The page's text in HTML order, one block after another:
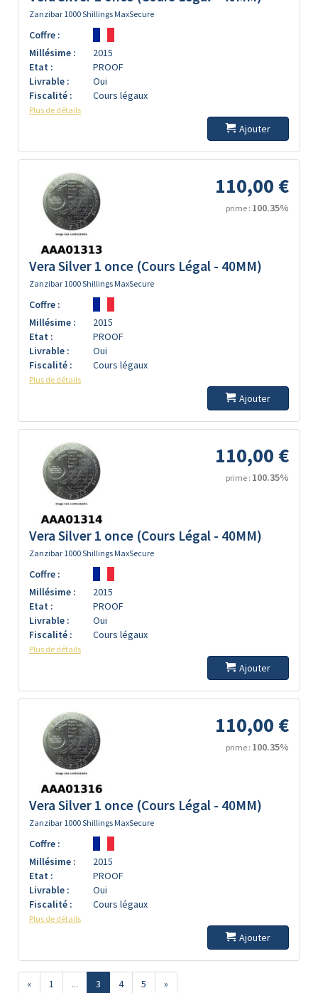
Zanzibar 1000 Shillings MaxSecure
Coffre :
Millésime :
2015
Etat :
PROOF
Livrable :
Oui
Fiscalité :
Cours légaux
Plus de détails
Ajouter
110,00 €
prime : 100.35%
Vera Silver 1 once (Cours Légal - 40MM)
Zanzibar 1000 Shillings MaxSecure
Coffre :
Millésime :
2015
Etat :
PROOF
Livrable :
Oui
Fiscalité :
Cours légaux
Plus de détails
Ajouter
110,00 €
prime : 100.35%
Vera Silver 1 once (Cours Légal - 40MM)
Zanzibar 1000 Shillings MaxSecure
Coffre :
Millésime :
2015
Etat :
PROOF
Livrable :
Oui
Fiscalité :
Cours légaux
Plus de détails
Ajouter
110,00 €
prime : 100.35%
Vera Silver 1 once (Cours Légal - 40MM)
Zanzibar 1000 Shillings MaxSecure
Coffre :
Millésime :
2015
Etat :
PROOF
Livrable :
Oui
Fiscalité :
Cours légaux
Plus de détails
Ajouter
« 1 ... 3 4 5 »